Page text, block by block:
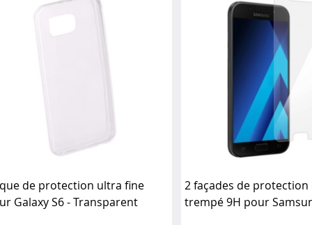
de protection ultra fine
Galaxy S6 - Transparent
2 façades de protection
trempé 9H pour